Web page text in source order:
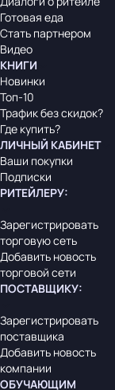
Готовая еда
Стать партнером
Видео
КНИГИ
Новинки
Топ-10
Трафик без скидок?
Где купить?
ЛИЧНЫЙ КАБИНЕТ
Ваши покупки
Подписки
РИТЕЙЛЕРУ:
Зарегистрировать
торговую сеть
Добавить новость
торговой сети
ПОСТАВЩИКУ:
Зарегистрировать
поставщика
Добавить новость
компании
ОБУЧАЮЩИМ